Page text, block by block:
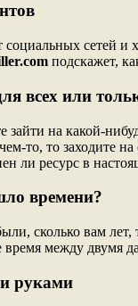
сетей и
подскажет,
всех или
на какой-
то, то заходите на
ли ресурс в
времени?
сколько вам лет,
время между двумя
руками